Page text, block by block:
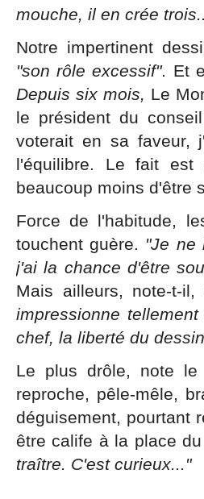
mouche, il en crée
Notre impertinent
"son rôle excessif". Et
Depuis six mois, Le
le président du
voterait en sa faveur,
l'équilibre. Le fait est
beaucoup moins d'être
Force de l'habitude,
touchent guère. "Je ne
j'ai la chance d'être
Mais ailleurs, note-t-
impressionne
chef, la liberté du
Le plus drôle, note le
reproche, pêle-mêle,
déguisement, pourtant
être calife à la place
traître. C'est curieux..."